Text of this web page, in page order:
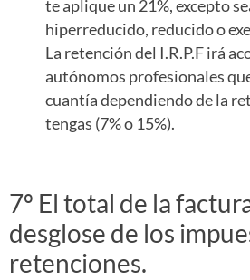
te aplique un 21%, excepto
hiperreducido, reducido o
La retención del I.R.P.F irá
autónomos profesionales
cuantía dependiendo de la
tengas (7% o 15%).
7º El total de la
desglose de los
retenciones.